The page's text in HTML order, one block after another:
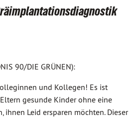
90/DIE GRÜNEN):
und Kollegen! Es ist
gesunde Kinder ohne eine
ihnen Leid ersparen möchten. Dieser